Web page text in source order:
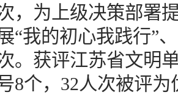
，为上级决策部署
“我的初心我践行”
。获评江苏省文明
8个，32人次被评